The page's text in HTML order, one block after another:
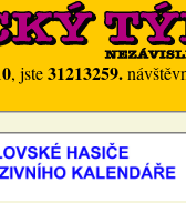
, jste31213259.